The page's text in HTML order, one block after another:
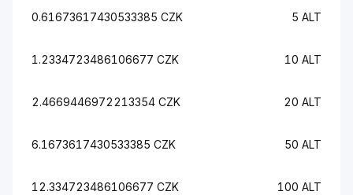
0.61673617430533385 CZK 5 ALT
1.2334723486106677 CZK 10 ALT
2.4669446972213354 CZK 20 ALT
6.1673617430533385 CZK 50 ALT
12.334723486106677 CZK 100 ALT